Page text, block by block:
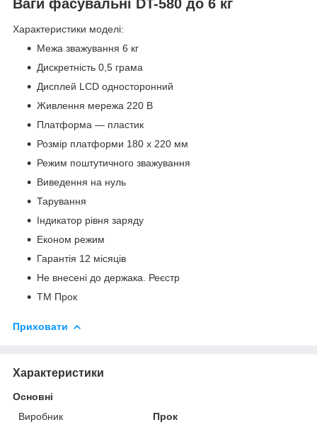
Ваги фасувальні DT-580 до 6 кг
Характеристики моделі:
Межа зважування 6 кг
Дискретність 0,5 грама
Дисплей LCD односторонний
Живлення мережа 220 В
Платформа — пластик
Розмір платформи 180 х 220 мм
Режим поштутичного зважування
Виведення на нуль
Тарування
Індикатор рівня заряду
Економ режим
Гарантія 12 місяців
Не внесені до держака. Реєстр
ТМ Прок
Приховати
Характеристики
Основні
Виробник
Прок